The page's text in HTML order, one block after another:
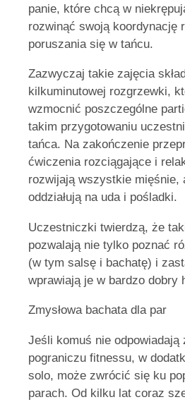
panie, które chcą w
rozwinąć swoją koordynację
poruszania się w tańcu.
Zazwyczaj takie zajęcia
kilkuminutowej rozgrzewki,
wzmocnić poszczególne
takim przygotowaniu
tańca. Na zakończenie
ćwiczenia rozciągające i
rozwijają wszystkie mięśnie,
oddziałują na uda i pośladki.
Uczestniczki twierdzą, że
pozwalają nie tylko poznać
(w tym salsę i bachatę) i
wprawiają je w bardzo dobry
Zmysłowa bachata dla par
Jeśli komuś nie odpowiadają
pograniczu fitnessu, w
solo, może zwrócić się ku
parach. Od kilku lat coraz